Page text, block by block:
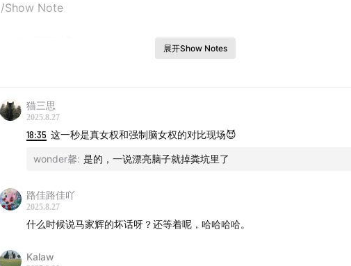
/Show Note
09:17 和年轻人相处
同一代人的遗憾
20:30 因为经历过所以很珍惜
展开Show Notes
猫三思
2025.8.27
18:35 这一秒是真女权和强制脑女权的对比现场😈
wonder馨: 是的，一说漂亮脑子就掉粪坑里了
路佳路佳吖
2025.8.27
什么时候说马家辉的坏话呀？还等着呢，哈哈哈哈。
Kalaw